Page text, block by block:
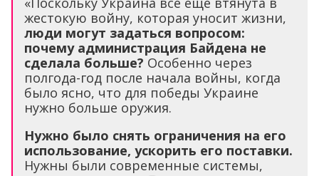
жестокую войну, которая уносит жизни,
люди могут задаться вопросом:
почему администрация Байдена не
сделала больше? Особенно через
полгода-год после начала войны, когда
было ясно, что для победы Украине
нужно больше оружия.
Нужно было снять ограничения на его
использование, ускорить его поставки.
Нужны были современные системы,